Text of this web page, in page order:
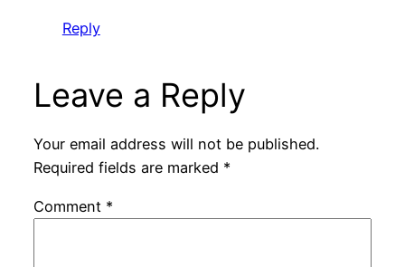
Reply
Leave a Reply
Your email address will not be published.
Required fields are marked *
Comment *